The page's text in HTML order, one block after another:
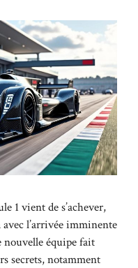
1 vient de s’achever,
l’arrivée imminente
nouvelle équipe fait
secrets, notamment